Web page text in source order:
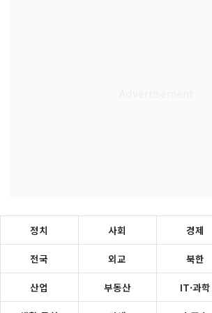
정치 사회 경제
전국 외교 북한
산업 부동산 IT·과학